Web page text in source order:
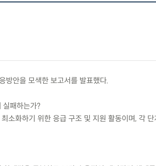
방안을 모색한 보고서를 발표했다.
패하는가?
소화하기 위한 응급 구조 및 지원 활동이며, 각 단